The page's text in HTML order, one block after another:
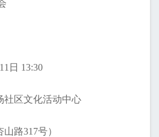
日 13:30
社区文化活动中心
山路317号）